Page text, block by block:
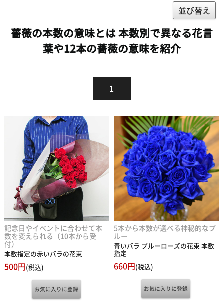
並び替え
薔薇の本数の意味とは 本数別で異なる花言
葉や12本の薔薇の意味を紹介
1
記念日やイベントに合わせて本
数を変えられる（10本から受
付）
本数指定の赤いバラの花束
500円(税込)
5本から本数が選べる神秘的なブ
ルー
青いバラ ブルーローズの花束 本数
指定
660円(税込)